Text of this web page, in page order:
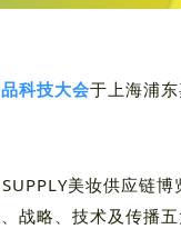
科技大会于上海浦
美妆供应链
战略、技术及传播